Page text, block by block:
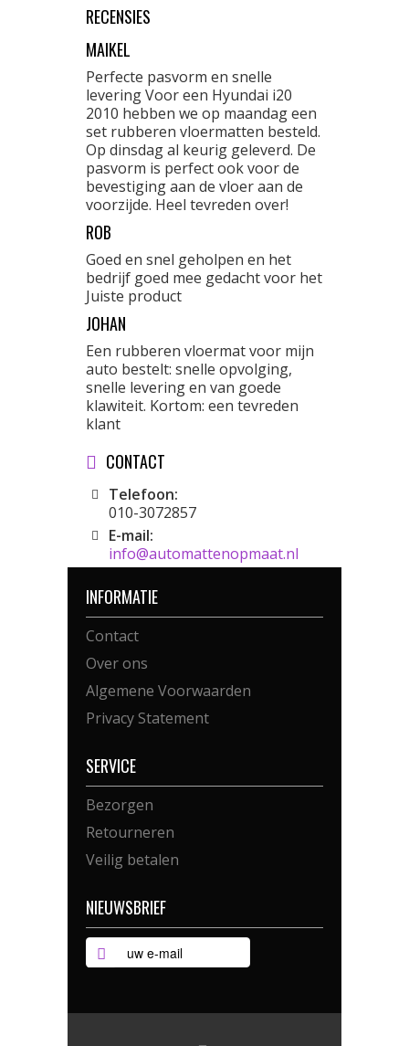
RECENSIES
MAIKEL
Perfecte pasvorm en snelle
levering Voor een Hyundai i20
2010 hebben we op maandag een
set rubberen vloermatten besteld.
Op dinsdag al keurig geleverd. De
pasvorm is perfect ook voor de
bevestiging aan de vloer aan de
voorzijde. Heel tevreden over!
ROB
Goed en snel geholpen en het
bedrijf goed mee gedacht voor het
Juiste product
JOHAN
Een rubberen vloermat voor mijn
auto bestelt: snelle opvolging,
snelle levering en van goede
klawiteit. Kortom: een tevreden
klant
CONTACT
Telefoon:
010-3072857
E-mail:
info@automattenopmaat.nl
INFORMATIE
Contact
Over ons
Algemene Voorwaarden
Privacy Statement
SERVICE
Bezorgen
Retourneren
Veilig betalen
NIEUWSBRIEF